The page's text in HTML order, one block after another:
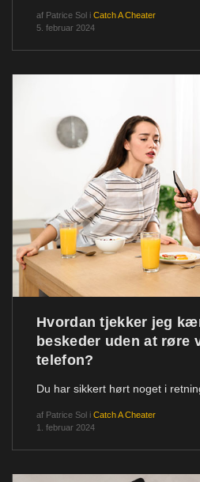
af Patrice Sol i Catch A Cheater
5. februar 2024
Hvordan tjekker jeg
beskeder uden at røre
telefon?
Du har sikkert hørt noget i
af Patrice Sol i Catch A Cheater
1. februar 2024